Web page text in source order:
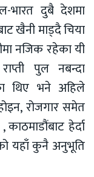
भारत दुबै देशमा
खैनी माड्दै चिया
नजिक रहेका यी
पुल नबन्दा
थिए भने अहिले
रोजगार समेत
हेर्दा
यहाँ कुनै अनुभूति